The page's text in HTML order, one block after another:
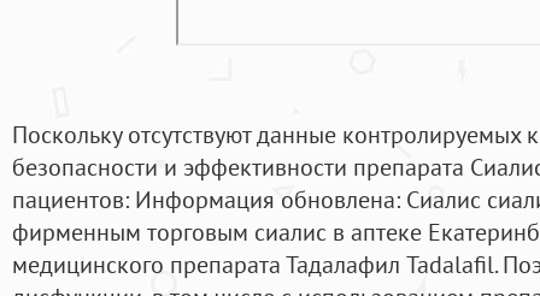
Поскольку отсутствуют данные контролируемых
безопасности и эффективности препарата
пациентов: Информация обновлена: Сиалис
фирменным торговым сиалис в аптеке
медицинского препарата Тадалафил Tadalafil.